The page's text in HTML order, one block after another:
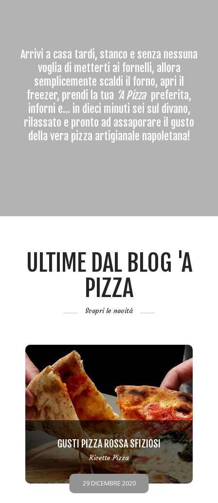
Arrivi a casa tardi, stanco e senza nessuna
voglia di metterti ai fornelli, allora
semplicemente scaldi il forno, apri il
freezer, prendi la tua ‘A Pizzapreferita,
inforni e… in dieci minuti sei sul divano,
rilassato e pronto ad assaporare il gusto
della vera pizza artigianale napoletana!
ULTIME DAL BLOG 'A
PIZZA
Scopri le novità
GUSTI PIZZA ROSSA SFIZIOSI
Ricette Pizza
29 DICEMBRE 2020